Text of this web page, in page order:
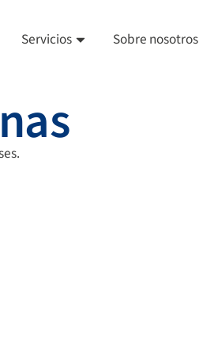
Servicios Sobre nosotros